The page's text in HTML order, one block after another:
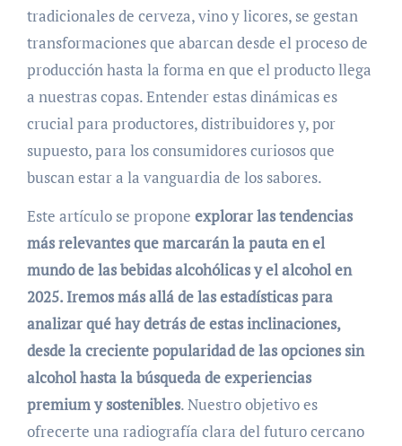
tradicionales de cerveza, vino y licores, se gestan
transformaciones que abarcan desde el proceso de
producción hasta la forma en que el producto llega
a nuestras copas. Entender estas dinámicas es
crucial para productores, distribuidores y, por
supuesto, para los consumidores curiosos que
buscan estar a la vanguardia de los sabores.
Este artículo se propone explorar las tendencias
más relevantes que marcarán la pauta en el
mundo de las bebidas alcohólicas y el alcohol en
2025. Iremos más allá de las estadísticas para
analizar qué hay detrás de estas inclinaciones,
desde la creciente popularidad de las opciones sin
alcohol hasta la búsqueda de experiencias
premium y sostenibles. Nuestro objetivo es
ofrecerte una radiografía clara del futuro cercano